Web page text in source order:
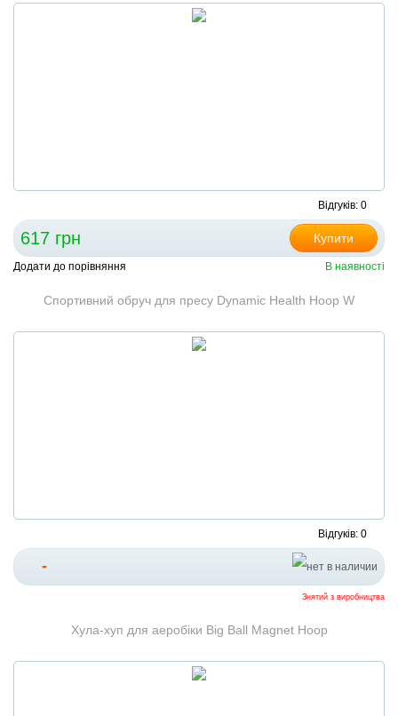
Відгуків: 0
617 грн Купити
Додати до порівняння В наявності
Спортивний обруч для пресу Dynamic Health Hoop W
Відгуків: 0
-
Знятий з виробництва
Хула-хуп для аеробіки Big Ball Magnet Hoop